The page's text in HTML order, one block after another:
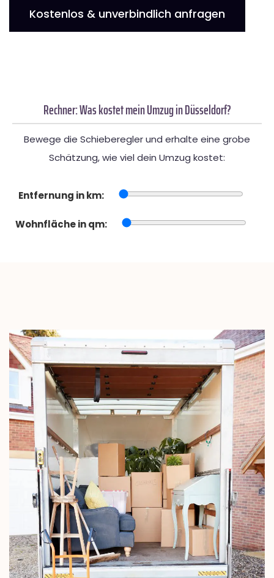
Kostenlos & unverbindlich anfragen
Rechner: Was kostet mein Umzug in Düsseldorf?
Bewege die Schieberegler und erhalte eine grobe
Schätzung, wie viel dein Umzug kostet:
Entfernung in km:
Wohnfläche in qm: